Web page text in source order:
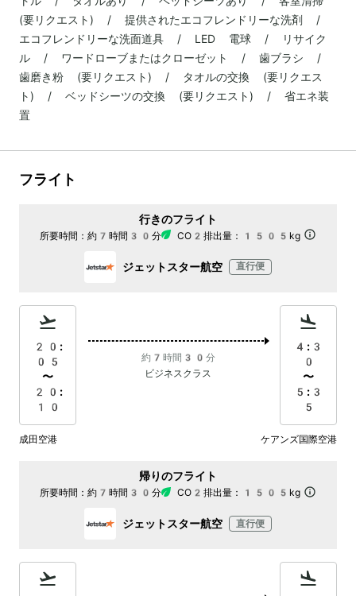
(要リクエスト) / 提供されたエコフレンドリーな洗剤 /
エコフレンドリーな洗面道具 / LED 電球 / リサイク
ル / ワードローブまたはクローゼット / 歯ブラシ /
歯磨き粉 (要リクエスト) / タオルの交換 (要リクエス
ト) / ベッドシーツの交換 (要リクエスト) / 省エネ装
置
フライト
行きのフライト
所要時間： 約7時間30分 CO2排出量： 1505kg
ジェットスター航空 直行便
20:
05
〜
20:
10
約7時間30分
ビジネスクラス
4:3
0
〜
5:3
5
成田空港 ケアンズ国際空港
帰りのフライト
所要時間： 約7時間30分 CO2排出量： 1505kg
ジェットスター航空 直行便